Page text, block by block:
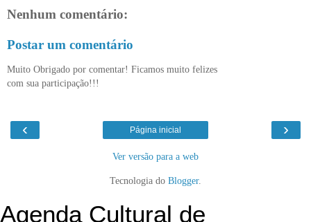
Nenhum comentário:
Postar um comentário
Muito Obrigado por comentar! Ficamos muito felizes
com sua participação!!!
‹ ›
Página inicial
Ver versão para a web
Tecnologia do Blogger.
Agenda Cultural de